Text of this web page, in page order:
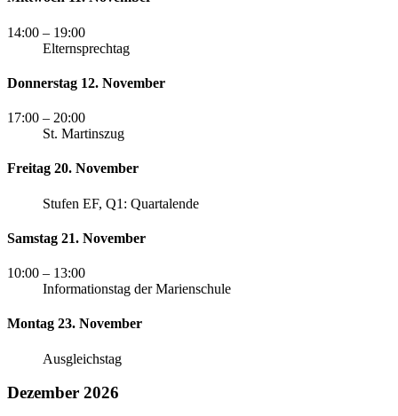
14:00 – 19:00
Elternsprechtag
Donnerstag 12. November
17:00 – 20:00
St. Martinszug
Freitag 20. November
Stufen EF, Q1: Quartalende
Samstag 21. November
10:00 – 13:00
Informationstag der Marienschule
Montag 23. November
Ausgleichstag
Dezember 2026